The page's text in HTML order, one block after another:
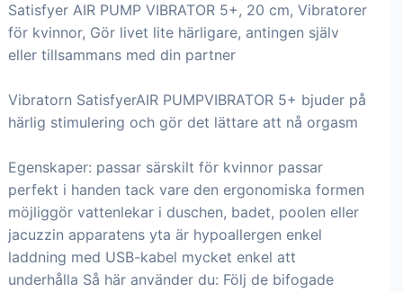
Satisfyer AIR PUMP VIBRATOR 5+, 20 cm, Vibratorer
för kvinnor, Gör livet lite härligare, antingen själv
eller tillsammans med din partner
Vibratorn SatisfyerAIR PUMPVIBRATOR 5+ bjuder på
härlig stimulering och gör det lättare att nå orgasm
Egenskaper: passar särskilt för kvinnor passar
perfekt i handen tack vare den ergonomiska formen
möjliggör vattenlekar i duschen, badet, poolen eller
jacuzzin apparatens yta är hypoallergen enkel
laddning med USB-kabel mycket enkel att
underhålla Så här använder du: Följ de bifogade